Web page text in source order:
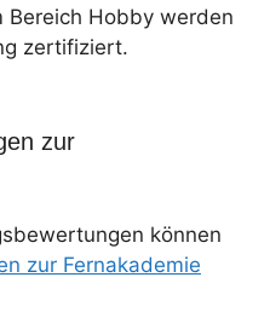
Bereich Hobby werden
zertifiziert.
zur
können
zur Fernakademie